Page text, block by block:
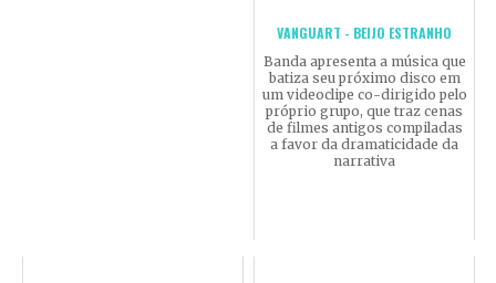
VANGUART - BEIJO ESTRANHO
Banda apresenta a música que
batiza seu próximo disco em
um videoclipe co-dirigido pelo
próprio grupo, que traz cenas
de filmes antigos compiladas
a favor da dramaticidade da
narrativa